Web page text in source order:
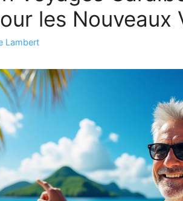
les Nouveaux
Lambert